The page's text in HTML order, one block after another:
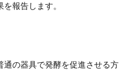
報告します。
通の器具で発酵を促進させる方